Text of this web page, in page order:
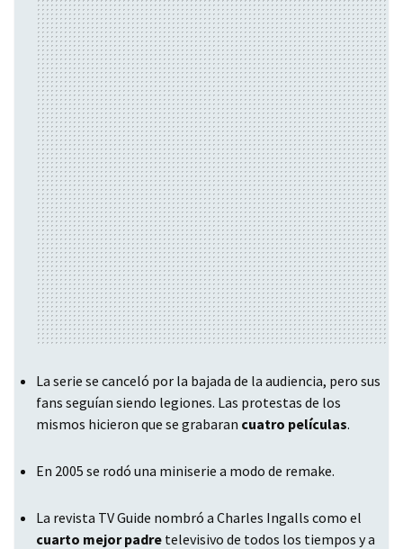
La serie se canceló por la bajada de la audiencia, pero sus
fans seguían siendo legiones. Las protestas de los
mismos hicieron que se grabaran cuatro películas.
En 2005 se rodó una miniserie a modo de remake.
La revista TV Guide nombró a Charles Ingalls como el
cuarto mejor padre televisivo de todos los tiempos y a